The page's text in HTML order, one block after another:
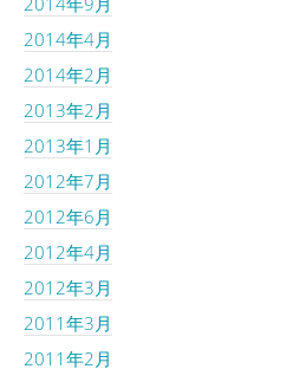
2014年4月
2014年2月
2013年2月
2013年1月
2012年7月
2012年6月
2012年4月
2012年3月
2011年3月
2011年2月